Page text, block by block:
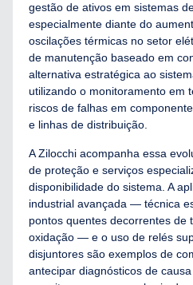
gestão de ativos em sistemas
especialmente diante do
oscilações térmicas no setor
de manutenção baseado em
alternativa estratégica ao
utilizando o monitoramento em
riscos de falhas em
e linhas de distribuição.
A Zilocchi acompanha essa
de proteção e serviços
disponibilidade do sistema. A
industrial avançada — técnica
pontos quentes decorrentes de
oxidação — e o uso de relés
disjuntores são exemplos de
antecipar diagnósticos de